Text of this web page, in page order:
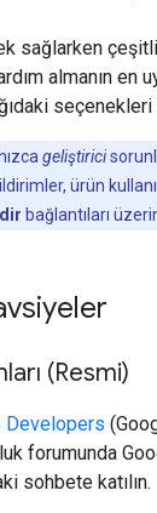
sağlarken
almanın en
seçenekleri
geliştirici
ürün
bağlantıları
(Resmi)
Developers
forumunda
sohbete katılın.